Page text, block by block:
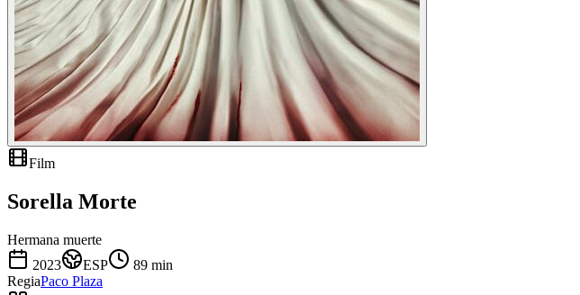
Film
Sorella Morte
Hermana muerte
2023
ESP 89 min
RegiaPaco Plaza